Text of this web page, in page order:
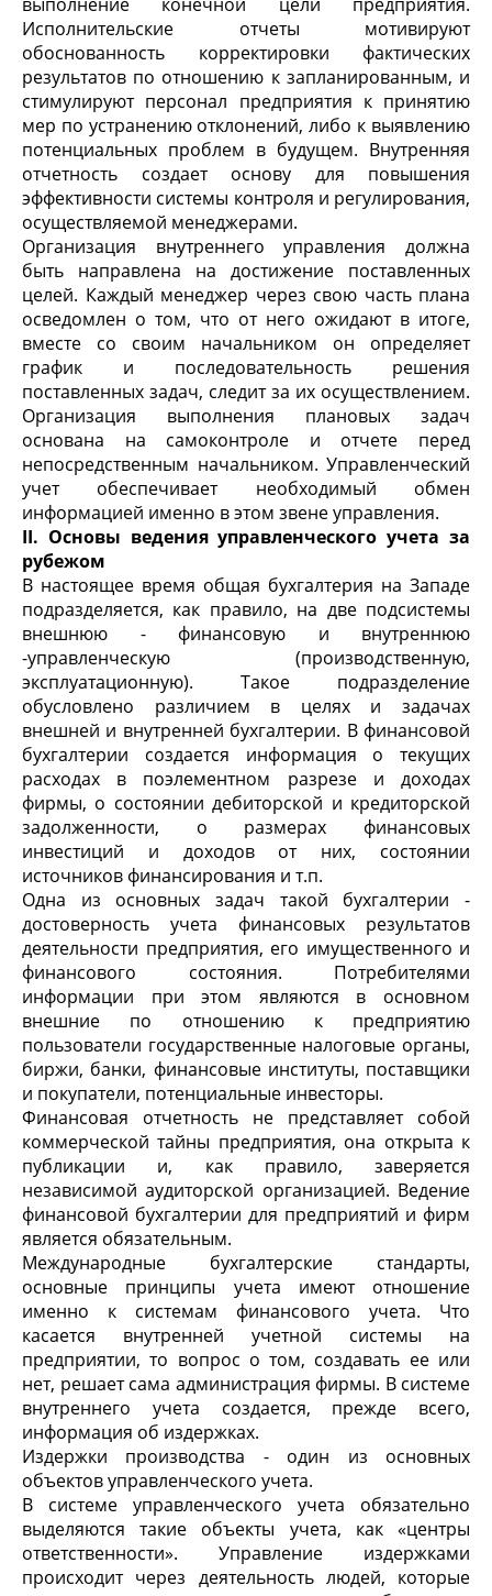
Исполнительские отчеты мотивируют
обоснованность корректировки фактических
результатов по отношению к запланированным, и
стимулируют персонал предприятия к принятию
мер по устранению отклонений, либо к выявлению
потенциальных проблем в будущем. Внутренняя
отчетность создает основу для повышения
эффективности системы контроля и регулирования,
осуществляемой менеджерами.
Организация внутреннего управления должна
быть направлена на достижение поставленных
целей. Каждый менеджер через свою часть плана
осведомлен о том, что от него ожидают в итоге,
вместе со своим начальником он определяет
график и последовательность решения
поставленных задач, следит за их осуществлением.
Организация выполнения плановых задач
основана на самоконтроле и отчете перед
непосредственным начальником. Управленческий
учет обеспечивает необходимый обмен
информацией именно в этом звене управления.
II. Основы ведения управленческого учета за
рубежом
В настоящее время общая бухгалтерия на Западе
подразделяется, как правило, на две подсистемы
внешнюю - финансовую и внутреннюю
-управленческую (производственную,
эксплуатационную). Такое подразделение
обусловлено различием в целях и задачах
внешней и внутренней бухгалтерии. В финансовой
бухгалтерии создается информация о текущих
расходах в поэлементном разрезе и доходах
фирмы, о состоянии дебиторской и кредиторской
задолженности, о размерах финансовых
инвестиций и доходов от них, состоянии
источников финансирования и т.п.
Одна из основных задач такой бухгалтерии -
достоверность учета финансовых результатов
деятельности предприятия, его имущественного и
финансового состояния. Потребителями
информации при этом являются в основном
внешние по отношению к предприятию
пользователи государственные налоговые органы,
биржи, банки, финансовые институты, поставщики
и покупатели, потенциальные инвесторы.
Финансовая отчетность не представляет собой
коммерческой тайны предприятия, она открыта к
публикации и, как правило, заверяется
независимой аудиторской организацией. Ведение
финансовой бухгалтерии для предприятий и фирм
является обязательным.
Международные бухгалтерские стандарты,
основные принципы учета имеют отношение
именно к системам финансового учета. Что
касается внутренней учетной системы на
предприятии, то вопрос о том, создавать ее или
нет, решает сама администрация фирмы. В системе
внутреннего учета создается, прежде всего,
информация об издержках.
Издержки производства - один из основных
объектов управленческого учета.
В системе управленческого учета обязательно
выделяются такие объекты учета, как «центры
ответственности». Управление издержками
происходит через деятельность людей, которые